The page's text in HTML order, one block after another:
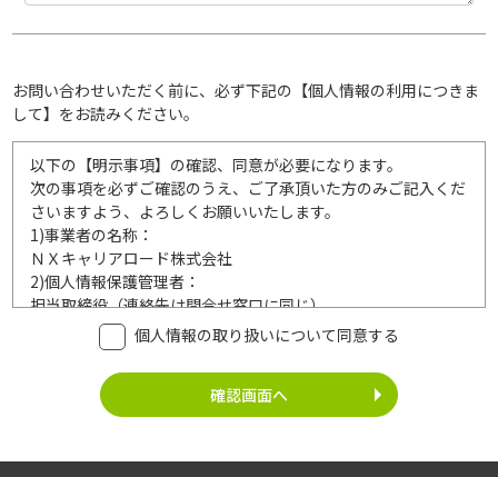
お問い合わせいただく前に、必ず下記の【個人情報の利用につきま
して】をお読みください。
以下の【明示事項】の確認、同意が必要になります。
次の事項を必ずご確認のうえ、ご了承頂いた方のみご記入くだ
さいますよう、よろしくお願いいたします。
1)事業者の名称：
ＮＸキャリアロード株式会社
2)個人情報保護管理者：
担当取締役（連絡先は問合せ窓口に同じ）
利用目的：
ご記入頂いた個人情報は、次の利用目的達成の範囲内において
利用いたします。
個人情報の利用
個人情報の取り扱いについて同意する